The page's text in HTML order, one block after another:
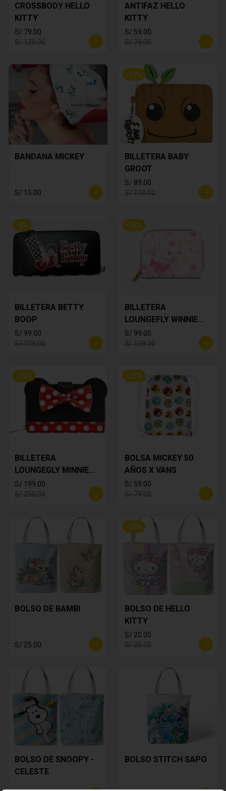
CROSSBODY HELLO
KITTY
S/ 79.00
S/ 120.00
ANTIFAZ HELLO
KITTY
S/ 59.00
S/ 79.00
BANDANA MICKEY
S/ 15.00
-19%
BILLETERA BABY
GROOT
S/ 89.00
S/ 110.00
-9%
BILLETERA BETTY
BOOP
S/ 99.00
S/ 109.00
-38%
BILLETERA
LOUNGEFLY WINNIE
THE POOH
S/ 99.00
S/ 159.00
-20%
BILLETERA
LOUNGEGLY MINNIE
MOUSE
S/ 199.00
S/ 250.00
-25%
BOLSA MICKEY 50
AÑOS X VANS
S/ 59.00
S/ 79.00
BOLSO DE BAMBI
S/ 25.00
-20%
BOLSO DE HELLO
KITTY
S/ 20.00
S/ 25.00
BOLSO DE SNOOPY -
CELESTE
BOLSO STITCH SAPO